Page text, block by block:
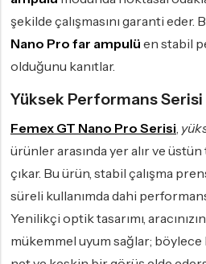
şekilde çalışmasını garanti eder.
Nano Pro far ampulü en stabil
olduğunu kanıtlar.
Yüksek Performans Serisi
Femex GT Nano Pro Serisi,
ürünler arasında yer alır ve
çıkar. Bu ürün, stabil çalışma
süreli kullanımda dahi
Yenilikçi optik tasarımı,
mükemmel uyum sağlar;